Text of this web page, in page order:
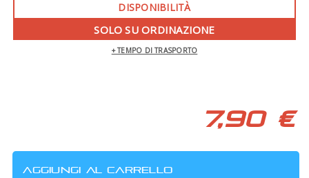
DISPONIBILITÀ
SOLO SU ORDINAZIONE
+ TEMPO DI TRASPORTO
7,90 €